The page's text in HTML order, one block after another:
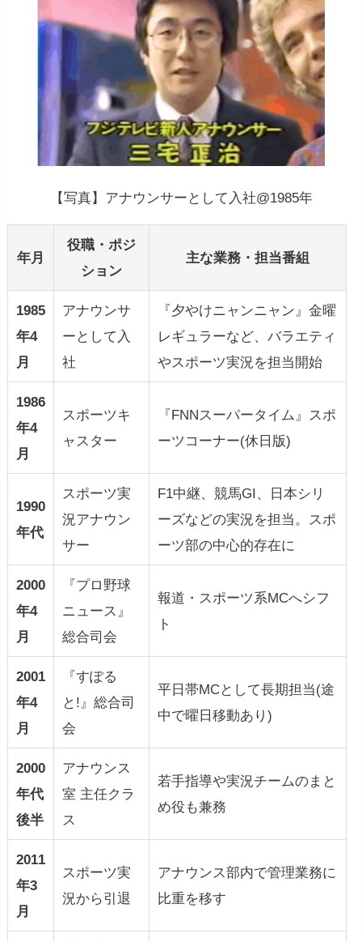
【写真】アナウンサーとして入社@1985年
年月
役職・ポジ
ション
主な業務・担当番組
1985
年4
月
アナウンサ
ーとして入
社
『夕やけニャンニャン』金曜
レギュラーなど、バラエティ
やスポーツ実況を担当開始
1986
年4
月
スポーツキ
ャスター
『FNNスーパータイム』スポ
ーツコーナー(休日版)
1990
年代
スポーツ実
況アナウン
サー
F1中継、競馬GI、日本シリ
ーズなどの実況を担当。スポ
ーツ部の中心的存在に
2000
年4
月
『プロ野球
ニュース』
総合司会
報道・スポーツ系MCへシフ
ト
2001
年4
月
『すぽる
と!』総合司
会
平日帯MCとして長期担当(途
中で曜日移動あり)
2000
年代
後半
アナウンス
室 主任クラ
ス
若手指導や実況チームのまと
め役も兼務
2011
年3
月
スポーツ実
況から引退
アナウンス部内で管理業務に
比重を移す